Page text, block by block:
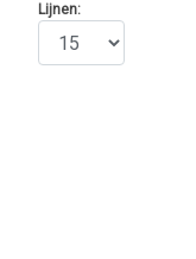
Lijnen: